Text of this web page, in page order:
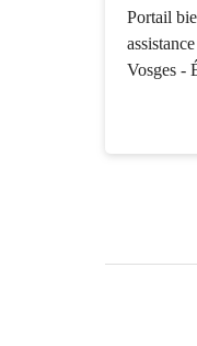
Portail
Vosges -